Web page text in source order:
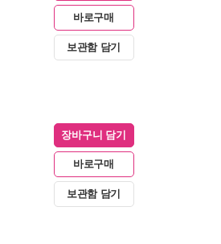
바로구매
보관함 담기
장바구니 담기
바로구매
보관함 담기